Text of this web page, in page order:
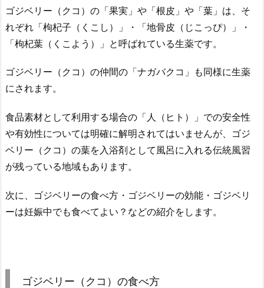
ゴジベリー（クコ）の「果実」や「根皮」や「葉」は、そ
れぞれ「枸杞子（くこし）」・「地骨皮（じこっぴ）」・
「枸杞葉（くこよう）」と呼ばれている生薬です。
ゴジベリー（クコ）の仲間の「ナガバクコ」も同様に生薬
にされます。
食品素材として利用する場合の「人（ヒト）」での安全性
や有効性については明確に解明されてはいませんが、ゴジ
ベリー（クコ）の葉を入浴剤として風呂に入れる伝統風習
が残っている地域もあります。
次に、ゴジベリーの食べ方・ゴジベリーの効能・ゴジベリ
ーは妊娠中でも食べてよい？などの紹介をします。
ゴジベリー（クコ）の食べ方